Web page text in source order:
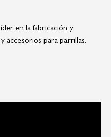
en la fabricación y
accesorios para parrillas.